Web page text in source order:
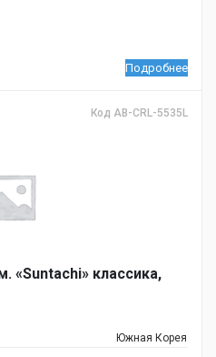
Подробнее
Код AB-CRL-5535L
«Suntachi» классика,
Южная Корея